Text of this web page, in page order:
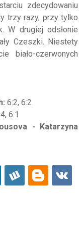
zdecydowaniu
trzy razy, przy tylko
W drugiej odsłonie
Czeszki. Niestety
biało-czerwonych
6:2, 6:2
6:1
- Katarzyna